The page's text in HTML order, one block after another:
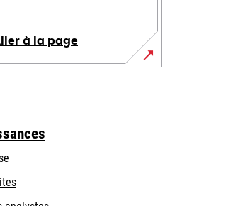
à la page